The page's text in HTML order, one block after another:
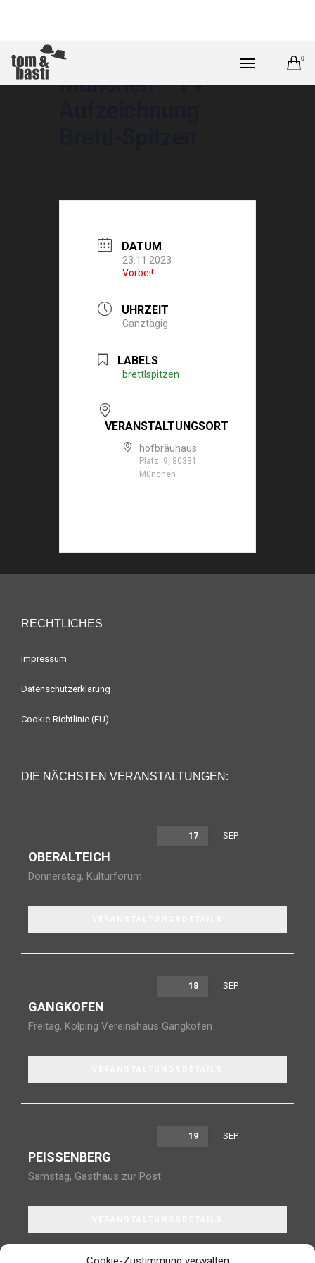
0
München – TV
DATUM
23.11.2023
Vorbei!
UHRZEIT
Ganztägig
LABELS
brettlspitzen
VERANSTALTUNGSORT
hofbräuhaus
Platzl 9, 80331
München
RECHTLICHES
Impressum
Datenschutzerklärung
Cookie-Richtlinie (EU)
DIE NÄCHSTEN VERANSTALTUNGEN:
17 SEP.
OBERALTEICH
Donnerstag, Kulturforum
18 SEP.
GANGKOFEN
Freitag, Kolping Vereinshaus Gangkofen
19 SEP.
PEISSENBERG
Samstag, Gasthaus zur Post